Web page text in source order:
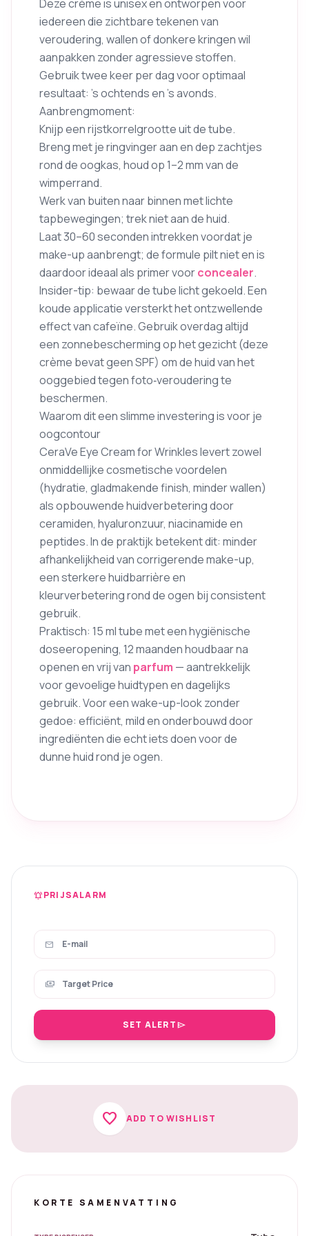
Deze crème is unisex en ontworpen voor
iedereen die zichtbare tekenen van
veroudering, wallen of donkere kringen wil
aanpakken zonder agressieve stoffen.
Gebruik twee keer per dag voor optimaal
resultaat: ’s ochtends en ’s avonds.
Aanbrengmoment:
Knijp een rijstkorrelgrootte uit de tube.
Breng met je ringvinger aan en dep zachtjes
rond de oogkas, houd op 1–2 mm van de
wimperrand.
Werk van buiten naar binnen met lichte
tapbewegingen; trek niet aan de huid.
Laat 30–60 seconden intrekken voordat je
make-up aanbrengt; de formule pilt niet en is
daardoor ideaal als primer voorconcealer.
Insider-tip: bewaar de tube licht gekoeld. Een
koude applicatie versterkt het ontzwellende
effect van cafeïne. Gebruik overdag altijd
een zonnebescherming op het gezicht (deze
crème bevat geen SPF) om de huid van het
ooggebied tegen foto‑veroudering te
beschermen.
Waarom dit een slimme investering is voor je
oogcontour
CeraVe Eye Cream for Wrinkles levert zowel
onmiddellijke cosmetische voordelen
(hydratie, gladmakende finish, minder wallen)
als opbouwende huidverbetering door
ceramiden, hyaluronzuur, niacinamide en
peptides. In de praktijk betekent dit: minder
afhankelijkheid van corrigerende make-up,
een sterkere huidbarrière en
kleurverbetering rond de ogen bij consistent
gebruik.
Praktisch: 15 ml tube met een hygiënische
doseeropening, 12 maanden houdbaar na
openen en vrij van parfum — aantrekkelijk
voor gevoelige huidtypen en dagelijks
gebruik. Voor een wake-up-look zonder
gedoe: efficiënt, mild en onderbouwd door
ingrediënten die echt iets doen voor de
dunne huid rond je ogen.
notifications_activePRIJSALARM
mail
payments
SET ALERTsend
favorite ADD TO WISHLIST
KORTE SAMENVATTING